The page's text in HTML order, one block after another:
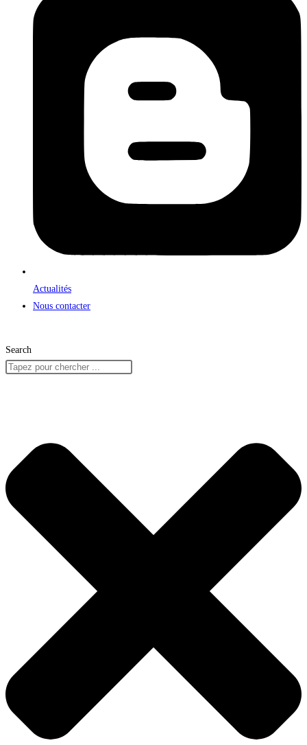
Actualités
Nous contacter
Search